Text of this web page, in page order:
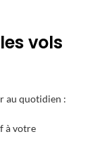
vols
au quotidien :
à votre